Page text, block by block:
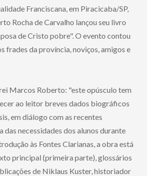
Franciscana, em Piracicaba/SP,
Rocha de Carvalho lançou seu livro
de Cristo pobre". O evento contou
frades da província, noviços, amigos e
Marcos Roberto: "este opúsculo tem
ao leitor breves dados biográficos
em diálogo com as recentes
das necessidades dos alunos durante
às Fontes Clarianas, a obra está
principal (primeira parte), glossários
de Niklaus Kuster, historiador